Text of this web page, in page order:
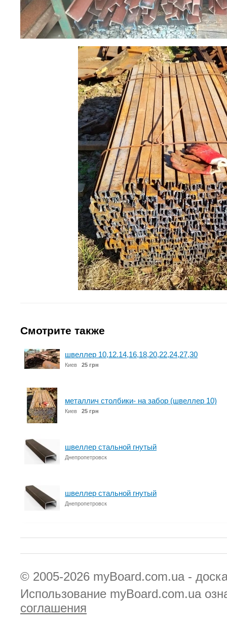
Смотрите также
швеллер 10,12.14,16,18,20,22,24,27,30
Киев 25 грн
металлич столбики- на забор (швеллер 10)
Киев 25 грн
швеллер стальной гнутый
Днепропетровск
швеллер стальной гнутый
Днепропетровск
© 2005-2026 myBoard.com.ua -
Использование myBoard.com.ua
соглашения